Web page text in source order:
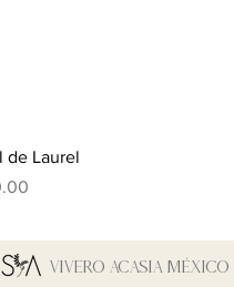
de Laurel
Vivero Acasia MÉxico